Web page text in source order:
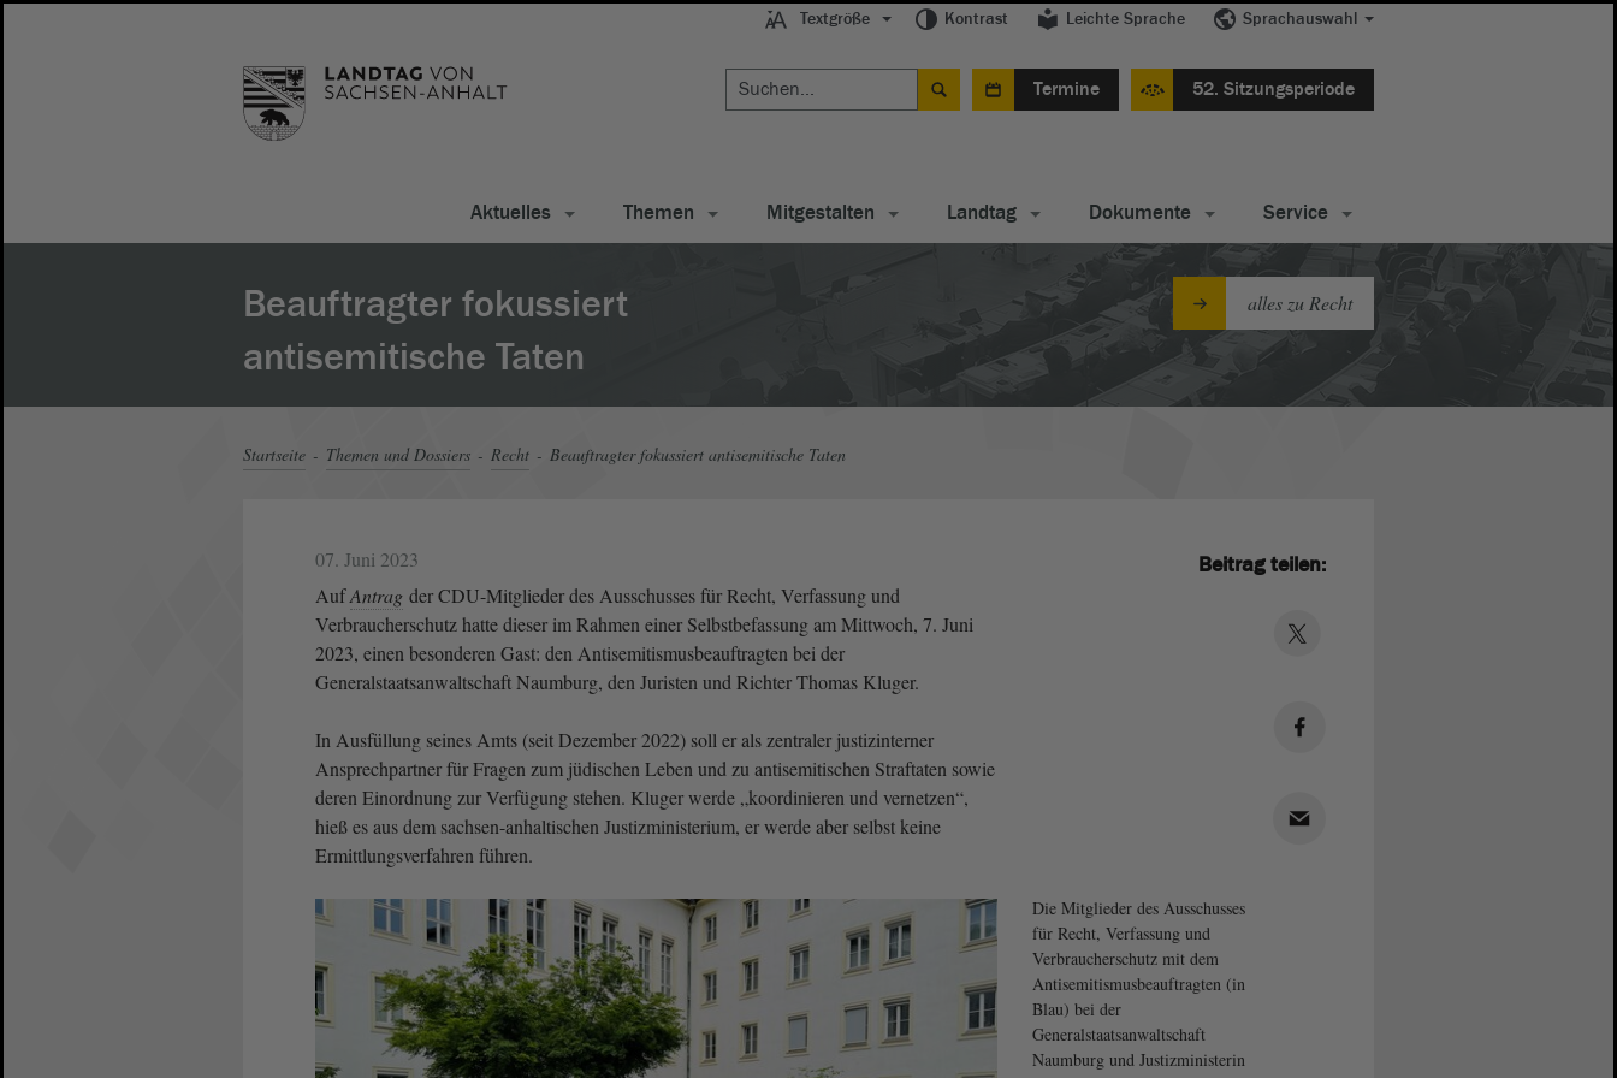
Textgröße Kontrast Leichte Sprache Sprachauswahl
Termine 52. Sitzungsperiode
Aktuelles Themen Mitgestalten Landtag Dokumente Service
Beauftragter fokussiert
antisemitische Taten
alles zu Recht
Startseite Themen und Dossiers Recht Beauftragter fokussiert antisemitische Taten
07. Juni 2023
AufAntrag der CDU-Mitglieder des Ausschusses für Recht, Verfassung und
Verbraucherschutz hatte dieser im Rahmen einer Selbstbefassung am Mittwoch, 7. Juni
2023, einen besonderen Gast: den Antisemitismusbeauftragten bei der
Generalstaatsanwaltschaft Naumburg, den Juristen und Richter Thomas Kluger.
In Ausfüllung seines Amts (seit Dezember 2022) soll er als zentraler justizinterner
Ansprechpartner für Fragen zum jüdischen Leben und zu antisemitischen Straftaten sowie
deren Einordnung zur Verfügung stehen. Kluger werde „koordinieren und vernetzen“,
hieß es aus dem sachsen-anhaltischen Justizministerium, er werde aber selbst keine
Ermittlungsverfahren führen.
Die Mitglieder des Ausschusses
für Recht, Verfassung und
Verbraucherschutz mit dem
Antisemitismusbeauftragten (in
Blau) bei der
Generalstaatsanwaltschaft
Naumburg und Justizministerin
Beitrag teilen: